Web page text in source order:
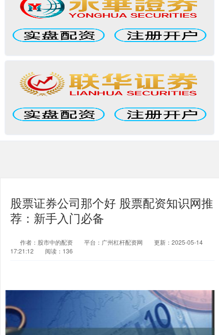
股票证券公司那个好 股票配资知识网推
荐：新手入门必备
作者：股市中的配资 平台：广州杠杆配资网
更新：2025-05-14
17:21:12
阅读：136